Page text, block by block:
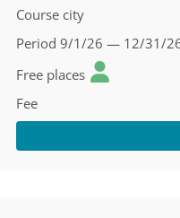
Course city
Period 9/1/26 — 12/31/
Free places
Fee